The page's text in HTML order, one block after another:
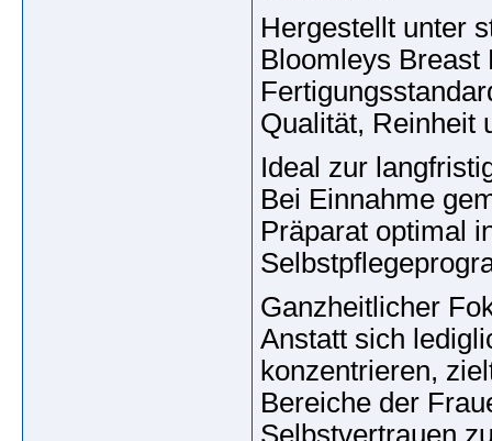
Hergestellt unter
Bloomleys Breast
Qualität, Reinheit
Ideal zur
Bei Einnahme
Präparat optimal
Ganzheitlicher
Anstatt sich
konzentrieren,
Bereiche der
Selbstvertrauen